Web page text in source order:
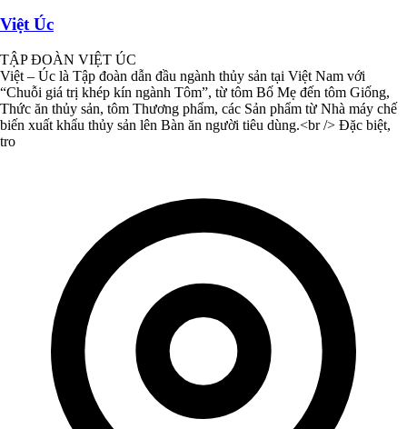
Việt Úc
TẬP ĐOÀN VIỆT ÚC
Việt – Úc là Tập đoàn dẫn đầu ngành thủy sản tại Việt Nam với
“Chuỗi giá trị khép kín ngành Tôm”, từ tôm Bố Mẹ đến tôm Giống,
Thức ăn thủy sản, tôm Thương phẩm, các Sản phẩm từ Nhà máy chế
biến xuất khẩu thủy sản lên Bàn ăn người tiêu dùng.<br /> Đặc biệt,
tro